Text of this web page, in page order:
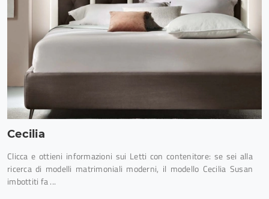
Cecilia
Clicca e ottieni informazioni sui Letti con contenitore: se sei alla
ricerca di modelli matrimoniali moderni, il modello Cecilia Susan
imbottiti fa ...